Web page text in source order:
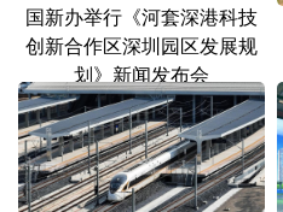
国新办举行《河套深港科技
创新合作区深圳园区发展规
划》新闻发布会